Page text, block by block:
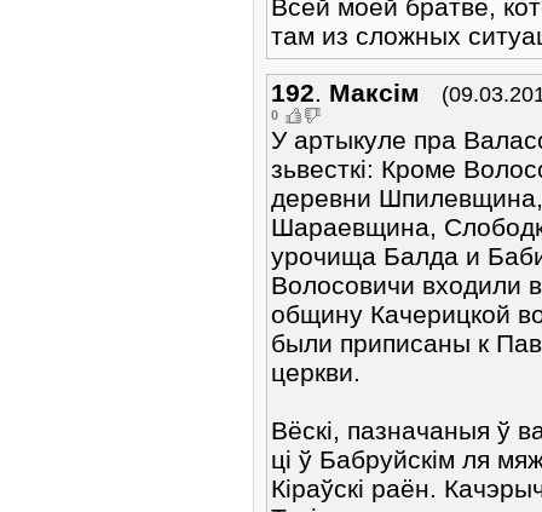
Всей моей братве,
там из сложных
192. Максім
0
У артыкуле пра
зьвесткі: Кроме
деревни
Шараевщина,
урочища Балда и
Волосовичи входили
общину Качерицкой
были приписаны к
церкви.
Вёскі, пазначаныя ў
ці ў Бабруйскім ля
Кіраўскі раён.